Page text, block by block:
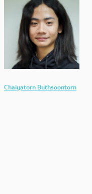
Chaiyatorn Buthsoontorn